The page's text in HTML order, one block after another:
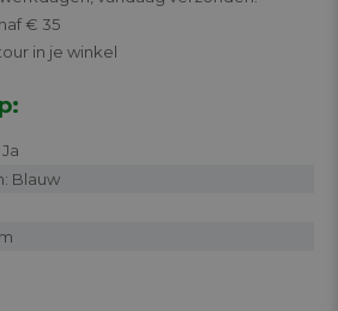
€ 35
in je winkel
Blauw